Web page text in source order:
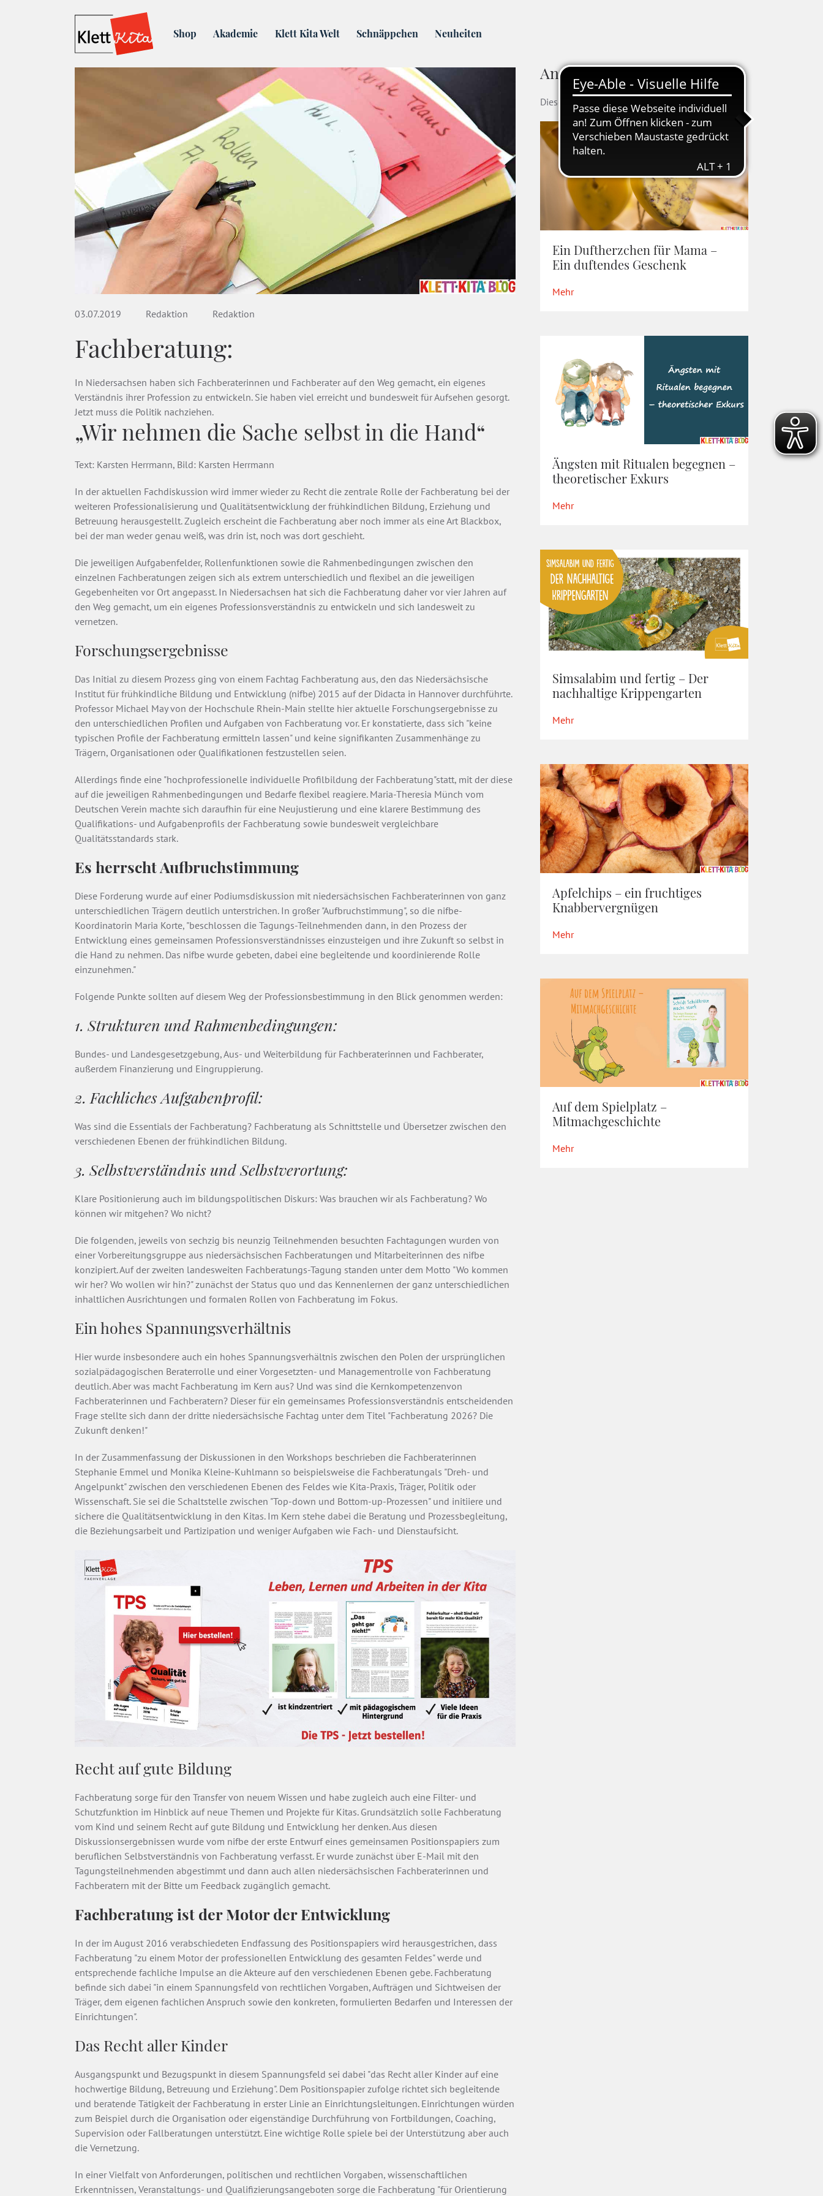
Shop Akademie Klett Kita Welt Schnäppchen Neuheiten
Blog Fachberatung: Wir nehmen die Sache selbst in die Hand | Klett-Kita-Blog
03.07.2019 Redaktion Redaktion
Fachberatung:
In Niedersachsen haben sich Fachberaterinnen und Fachberater auf den Weg gemacht, ein eigenes
Verständnis ihrer Profession zu entwickeln. Sie haben viel erreicht und bundesweit für Aufsehen gesorgt.
Jetzt muss die Politik nachziehen.
„Wir nehmen die Sache selbst in die Hand“
Text: Karsten Herrmann, Bild: Karsten Herrmann
In der aktuellen Fachdiskussion wird immer wieder zu Recht die zentrale Rolle der Fachberatung bei der
weiteren Professionalisierung und Qualitätsentwicklung der frühkindlichen Bildung, Erziehung und
Betreuung herausgestellt. Zugleich erscheint die Fachberatung aber noch immer als eine Art Blackbox,
bei der man weder genau weiß, was drin ist, noch was dort geschieht.
Die jeweiligen Aufgabenfelder, Rollenfunktionen sowie die Rahmenbedingungen zwischen den
einzelnen Fachberatungen zeigen sich als extrem unterschiedlich und flexibel an die jeweiligen
Gegebenheiten vor Ort angepasst. In Niedersachsen hat sich die Fachberatung daher vor vier Jahren auf
den Weg gemacht, um ein eigenes Professionsverständnis zu entwickeln und sich landesweit zu
vernetzen.
Forschungsergebnisse
Das Initial zu diesem Prozess ging von einem Fachtag Fachberatung aus, den das Niedersächsische
Institut für frühkindliche Bildung und Entwicklung (nifbe) 2015 auf der Didacta in Hannover durchführte.
Professor Michael May von der Hochschule Rhein-Main stellte hier aktuelle Forschungsergebnisse zu
den unterschiedlichen Profilen und Aufgaben von Fachberatung vor. Er konstatierte, dass sich "keine
typischen Profile der Fachberatung ermitteln lassen" und keine signifikanten Zusammenhänge zu
Trägern, Organisationen oder Qualifikationen festzustellen seien.
Allerdings finde eine "hochprofessionelle individuelle Profilbildung der Fachberatung"statt, mit der diese
auf die jeweiligen Rahmenbedingungen und Bedarfe flexibel reagiere. Maria-Theresia Münch vom
Deutschen Verein machte sich daraufhin für eine Neujustierung und eine klarere Bestimmung des
Qualifikations- und Aufgabenprofils der Fachberatung sowie bundesweit vergleichbare
Qualitätsstandards stark.
Es herrscht Aufbruchstimmung
Diese Forderung wurde auf einer Podiumsdiskussion mit niedersächsischen Fachberaterinnen von ganz
unterschiedlichen Trägern deutlich unterstrichen. In großer "Aufbruchstimmung", so die nifbe-
Koordinatorin Maria Korte, "beschlossen die Tagungs-Teilnehmenden dann, in den Prozess der
Entwicklung eines gemeinsamen Professionsverständnisses einzusteigen und ihre Zukunft so selbst in
die Hand zu nehmen. Das nifbe wurde gebeten, dabei eine begleitende und koordinierende Rolle
einzunehmen."
Folgende Punkte sollten auf diesem Weg der Professionsbestimmung in den Blick genommen werden:
1. Strukturen und Rahmenbedingungen:
Bundes- und Landesgesetzgebung, Aus- und Weiterbildung für Fachberaterinnen und Fachberater,
außerdem Finanzierung und Eingruppierung.
2. Fachliches Aufgabenprofil:
Was sind die Essentials der Fachberatung? Fachberatung als Schnittstelle und Übersetzer zwischen den
verschiedenen Ebenen der frühkindlichen Bildung.
3. Selbstverständnis und Selbstverortung:
Klare Positionierung auch im bildungspolitischen Diskurs: Was brauchen wir als Fachberatung? Wo
können wir mitgehen? Wo nicht?
Die folgenden, jeweils von sechzig bis neunzig Teilnehmenden besuchten Fachtagungen wurden von
einer Vorbereitungsgruppe aus niedersächsischen Fachberatungen und Mitarbeiterinnen des nifbe
konzipiert. Auf der zweiten landesweiten Fachberatungs-Tagung standen unter dem Motto "Wo kommen
wir her? Wo wollen wir hin?" zunächst der Status quo und das Kennenlernen der ganz unterschiedlichen
inhaltlichen Ausrichtungen und formalen Rollen von Fachberatung im Fokus.
Ein hohes Spannungsverhältnis
Hier wurde insbesondere auch ein hohes Spannungsverhältnis zwischen den Polen der ursprünglichen
sozialpädagogischen Beraterrolle und einer Vorgesetzten- und Managementrolle von Fachberatung
deutlich. Aber was macht Fachberatung im Kern aus? Und was sind die Kernkompetenzenvon
Fachberaterinnen und Fachberatern? Dieser für ein gemeinsames Professionsverständnis entscheidenden
Frage stellte sich dann der dritte niedersächsische Fachtag unter dem Titel "Fachberatung 2026? Die
Zukunft denken!"
In der Zusammenfassung der Diskussionen in den Workshops beschrieben die Fachberaterinnen
Stephanie Emmel und Monika Kleine-Kuhlmann so beispielsweise die Fachberatungals "Dreh- und
Angelpunkt" zwischen den verschiedenen Ebenen des Feldes wie Kita-Praxis, Träger, Politik oder
Wissenschaft. Sie sei die Schaltstelle zwischen "Top-down und Bottom-up-Prozessen" und initiiere und
sichere die Qualitätsentwicklung in den Kitas. Im Kern stehe dabei die Beratung und Prozessbegleitung,
die Beziehungsarbeit und Partizipation und weniger Aufgaben wie Fach- und Dienstaufsicht.
Recht auf gute Bildung
Fachberatung sorge für den Transfer von neuem Wissen und habe zugleich auch eine Filter- und
Schutzfunktion im Hinblick auf neue Themen und Projekte für Kitas. Grundsätzlich solle Fachberatung
vom Kind und seinem Recht auf gute Bildung und Entwicklung her denken. Aus diesen
Diskussionsergebnissen wurde vom nifbe der erste Entwurf eines gemeinsamen Positionspapiers zum
beruflichen Selbstverständnis von Fachberatung verfasst. Er wurde zunächst über E-Mail mit den
Tagungsteilnehmenden abgestimmt und dann auch allen niedersächsischen Fachberaterinnen und
Fachberatern mit der Bitte um Feedback zugänglich gemacht.
Fachberatung ist der Motor der Entwicklung
In der im August 2016 verabschiedeten Endfassung des Positionspapiers wird herausgestrichen, dass
Fachberatung "zu einem Motor der professionellen Entwicklung des gesamten Feldes" werde und
entsprechende fachliche Impulse an die Akteure auf den verschiedenen Ebenen gebe. Fachberatung
befinde sich dabei "in einem Spannungsfeld von rechtlichen Vorgaben, Aufträgen und Sichtweisen der
Träger, dem eigenen fachlichen Anspruch sowie den konkreten, formulierten Bedarfen und Interessen der
Einrichtungen".
Das Recht aller Kinder
Ausgangspunkt und Bezugspunkt in diesem Spannungsfeld sei dabei "das Recht aller Kinder auf eine
hochwertige Bildung, Betreuung und Erziehung". Dem Positionspapier zufolge richtet sich begleitende
und beratende Tätigkeit der Fachberatung in erster Linie an Einrichtungsleitungen. Einrichtungen würden
zum Beispiel durch die Organisation oder eigenständige Durchführung von Fortbildungen, Coaching,
Supervision oder Fallberatungen unterstützt. Eine wichtige Rolle spiele bei der Unterstützung aber auch
die Vernetzung.
In einer Vielfalt von Anforderungen, politischen und rechtlichen Vorgaben, wissenschaftlichen
Erkenntnissen, Veranstaltungs- und Qualifizierungsangeboten sorge die Fachberatung "für Orientierung
Andere Blogbeiträge
Diese Artikel könnten Ihnen auch gefallen
Ein Duftherzchen für Mama –
Ein duftendes Geschenk
Mehr
Ängsten mit Ritualen begegnen –
theoretischer Exkurs
Mehr
Simsalabim und fertig – Der
nachhaltige Krippengarten
Mehr
Apfelchips – ein fruchtiges
Knabbervergnügen
Mehr
Auf dem Spielplatz –
Mitmachgeschichte
Mehr